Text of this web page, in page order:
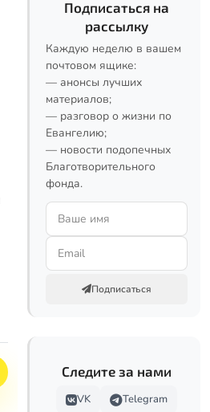
Подписаться на
рассылку
Каждую неделю в вашем
почтовом ящике:
— анонсы лучших
материалов;
— разговор о жизни по
Евангелию;
— новости подопечных
Благотворительного
фонда.
Подписаться
Следите за нами
VK
Telegram